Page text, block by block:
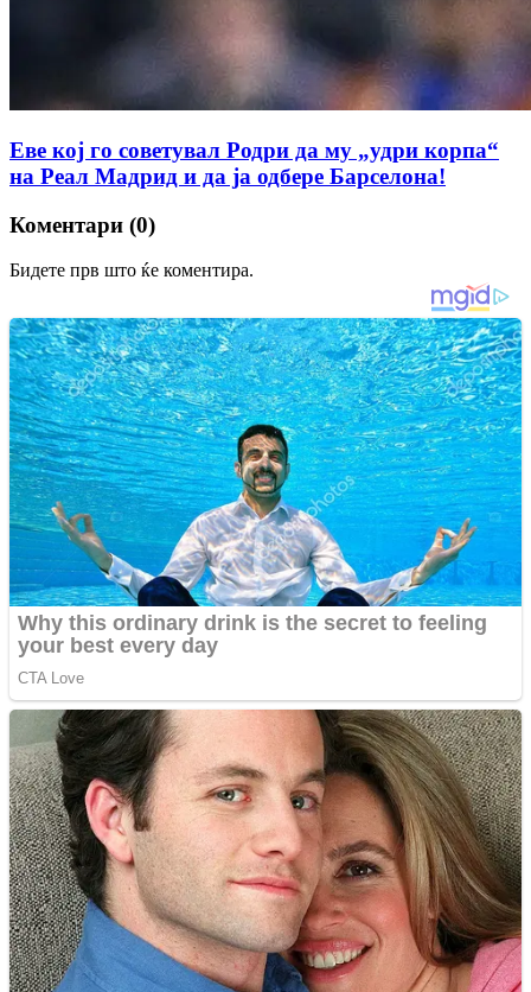
Еве кој го советувал Родри да му „удри корпа“
на Реал Мадрид и да ја одбере Барселона!
Коментари (0)
Бидете прв што ќе коментира.